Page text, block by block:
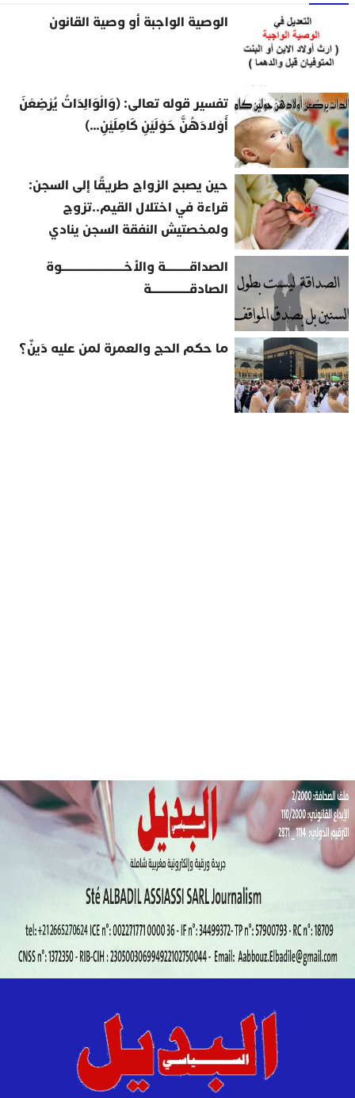
الوصية الواجبة أو وصية القانون
تفسير قوله تعالى: (وَالْوَالِدَاتُ يُرْضِعْنَ
أَوْلادَهُنَّ حَوْلَيْنِ كَامِلَيْنِ…)
حين يصبح الزواج طريقًا إلى السجن:
قراءة في اختلال القيم..تزوج
ولمخصتيش النفقة السجن ينادي
الصداقــــــــــة والأخــــــــــــــــــــــــــوة
الصادقــــــــــــــــة
ما حكم الحج والعمرة لمن عليه دَينٌ؟